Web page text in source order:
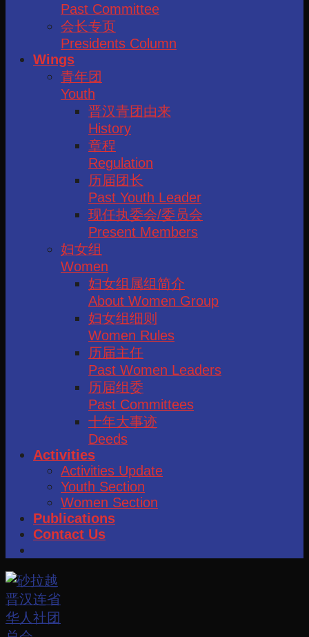
Past Committee
会长专页
Presidents Column
Wings
青年团
Youth
晋汉青团由来
History
章程
Regulation
历届团长
Past Youth Leader
现任执委会/委员会
Present Members
妇女组
Women
妇女组属组简介
About Women Group
妇女组细则
Women Rules
历届主任
Past Women Leaders
历届组委
Past Committees
十年大事迹
Deeds
Activities
Activities Update
Youth Section
Women Section
Publications
Contact Us